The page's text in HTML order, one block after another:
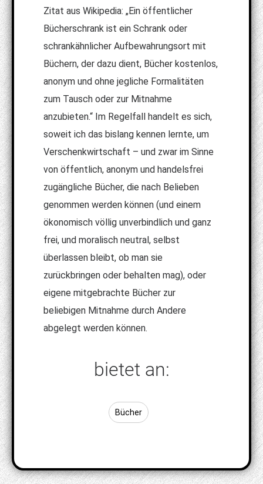
Zitat aus Wikipedia: „Ein öffentlicher
Bücherschrank ist ein Schrank oder
schrankähnlicher Aufbewahrungsort mit
Büchern, der dazu dient, Bücher kostenlos,
anonym und ohne jegliche Formalitäten
zum Tausch oder zur Mitnahme
anzubieten.“ Im Regelfall handelt es sich,
soweit ich das bislang kennen lernte, um
Verschenkwirtschaft – und zwar im Sinne
von öffentlich, anonym und handelsfrei
zugängliche Bücher, die nach Belieben
genommen werden können (und einem
ökonomisch völlig unverbindlich und ganz
frei, und moralisch neutral, selbst
überlassen bleibt, ob man sie
zurückbringen oder behalten mag), oder
eigene mitgebrachte Bücher zur
beliebigen Mitnahme durch Andere
abgelegt werden können.
bietet an:
Bücher